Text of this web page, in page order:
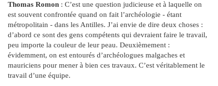
Thomas Romon : C’est une question judicieuse et à laquelle on
est souvent confrontée quand on fait l’archéologie - étant
métropolitain - dans les Antilles. J’ai envie de dire deux choses :
d’abord ce sont des gens compétents qui devraient faire le travail,
peu importe la couleur de leur peau. Deuxièmement :
évidemment, on est entourés d’archéologues malgaches et
mauriciens pour mener à bien ces travaux. C’est véritablement le
travail d’une équipe.